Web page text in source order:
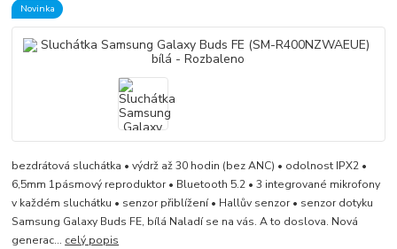
Novinka
bezdrátová sluchátka • výdrž až 30 hodin (bez ANC) • odolnost IPX2 •
6,5mm 1pásmový reproduktor • Bluetooth 5.2 • 3 integrované mikrofony
v každém sluchátku • senzor přiblížení • Hallův senzor • senzor dotyku
Samsung Galaxy Buds FE, bílá Naladí se na vás. A to doslova. Nová
generac... celý popis